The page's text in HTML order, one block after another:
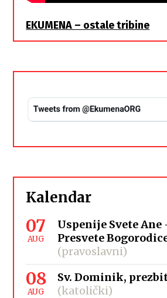
EKUMENA – ostale tribine
Kalendar
07
AUG
Uspenije Svete
Presvete
(pravoslavni)
08
AUG
Sv. Dominik,
(katolički)